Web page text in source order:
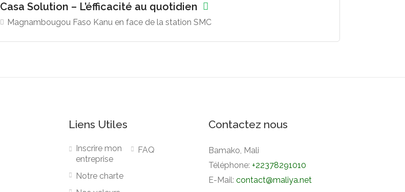
Casa Solution – L’éfficacité au quotidien
Magnambougou Faso Kanu en face de la station SMC
Liens Utiles
Inscrire mon
entreprise
Notre charte
FAQ
Contactez nous
Bamako, Mali
Téléphone: +22378291010
E-Mail: contact@maliya.net